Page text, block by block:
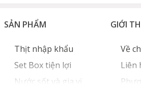
SẢN PHẨM
Thịt nhập khẩu
Set Box tiện lợi
Nước sốt và gia vị
GIỚI
Về
Liên